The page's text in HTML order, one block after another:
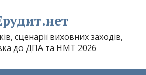
сценарії виховних заходів,
до ДПА та НМТ 2026